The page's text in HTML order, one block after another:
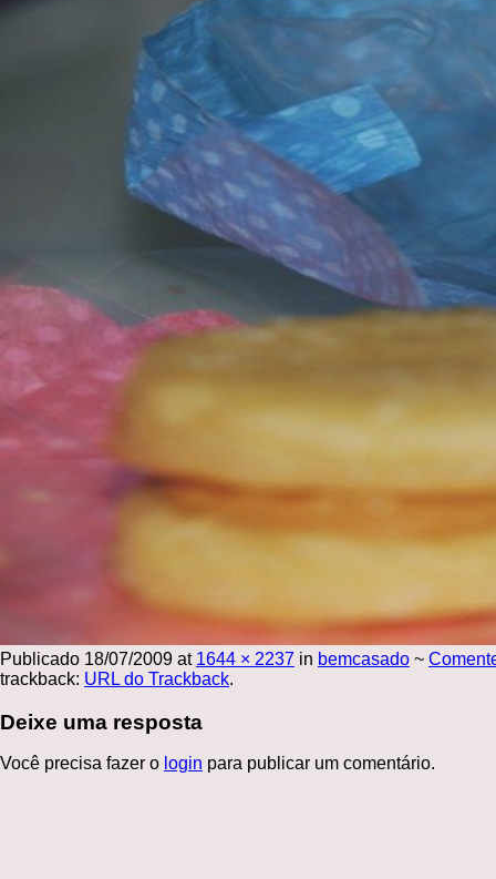
Publicado 18/07/2009 at 1644 × 2237 in bemcasado ~
trackback: URL do Trackback.
Deixe uma resposta
Você precisa fazer o login para publicar um comentário.